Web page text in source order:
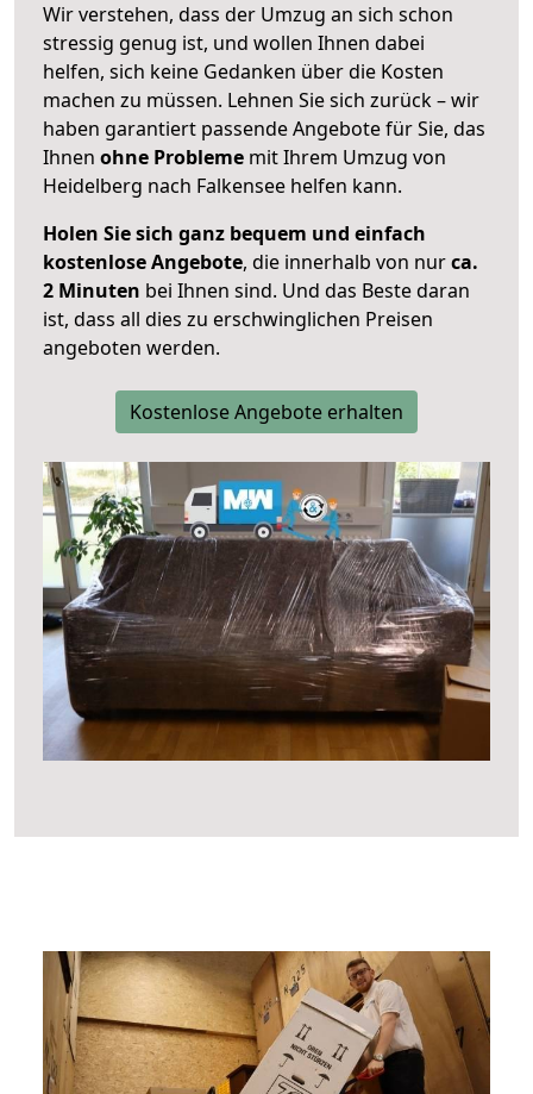
Wir verstehen, dass der Umzug an sich schon
stressig genug ist, und wollen Ihnen dabei
helfen, sich keine Gedanken über die Kosten
machen zu müssen. Lehnen Sie sich zurück – wir
haben garantiert passende Angebote für Sie, das
Ihnen ohne Probleme mit Ihrem Umzug von
Heidelberg nach Falkensee helfen kann.
Holen Sie sich ganz bequem und einfach
kostenlose Angebote, die innerhalb von nurca.
2 Minuten bei Ihnen sind. Und das Beste daran
ist, dass all dies zu erschwinglichen Preisen
angeboten werden.
Kostenlose Angebote erhalten